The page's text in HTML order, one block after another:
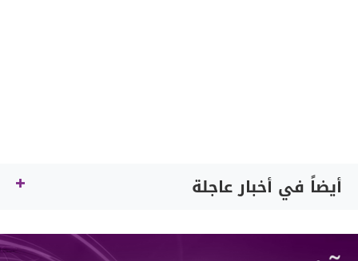
أيضاً في أخبار عاجلة